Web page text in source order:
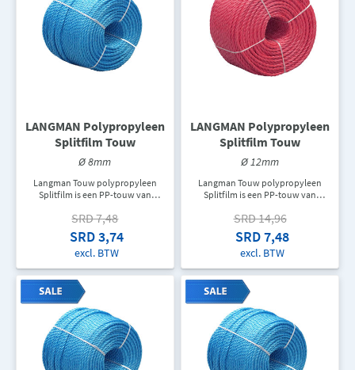
LANGMAN Polypropyleen
Splitfilm Touw
Ø 8mm
Langman Touw polypropyleen
Splitfilm is een PP-touw van
hijskabel, zweeflijn, verschillende
twijnen en verpakkingskabel,
touw voor ladders, trekkoord of
als een doorvoerleiding om allerlei
rol zit er 220M touw. De
aangegeven prijs is de prijs per
meter.
SRD 7,48
SRD 3,74
excl. BTW
LANGMAN Polypropyleen
Splitfilm Touw
Ø 12mm
Langman Touw polypropyleen
Splitfilm is een PP-touw van
hijskabel, zweeflijn, verschillende
twijnen en verpakkingskabel,
touw voor ladders, trekkoord of
als een doorvoerleiding om allerlei
rol zit er 220M touw. De
aangegeven prijs is de prijs per
meter.
SRD 14,96
SRD 7,48
excl. BTW